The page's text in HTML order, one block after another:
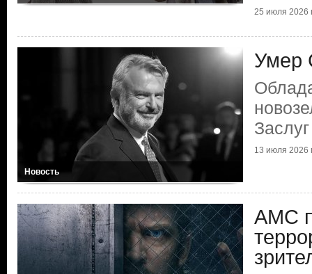
25 июля 2026
Новость
Умер
13 июля 2026
AMC